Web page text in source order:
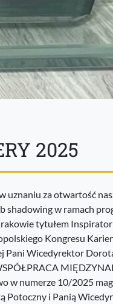
2025
za otwartość
shadowing w ramach
tytułem
Kongresu
Pani Wicedyrektor
w numerze 10/2025
i Panią